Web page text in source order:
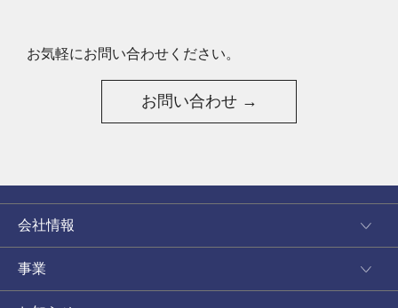
お気軽にお問い合わせください。
お問い合わせ →
会社情報
事業